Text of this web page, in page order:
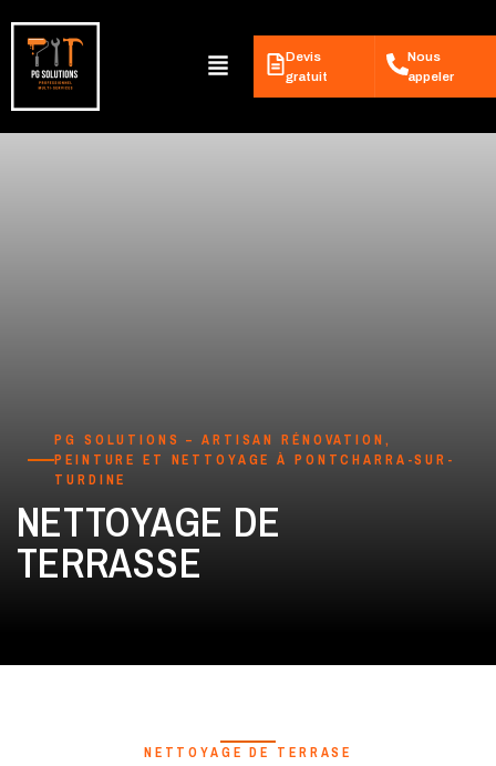
au
contenu
Menu
Devis
gratuit
Nous
appeler
PG SOLUTIONS – ARTISAN RÉNOVATION,
PEINTURE ET NETTOYAGE À PONTCHARRA-SUR-
TURDINE
NETTOYAGE DE
TERRASSE
NETTOYAGE DE TERRASE